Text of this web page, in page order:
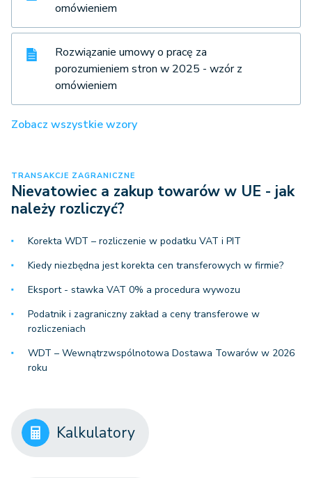
omówieniem
Rozwiązanie umowy o pracę za
porozumieniem stron w 2025 - wzór z
omówieniem
Zobacz wszystkie wzory
TRANSAKCJE ZAGRANICZNE
Nievatowiec a zakup towarów w UE - jak
należy rozliczyć?
Korekta WDT – rozliczenie w podatku VAT i PIT
Kiedy niezbędna jest korekta cen transferowych w firmie?
Eksport - stawka VAT 0% a procedura wywozu
Podatnik i zagraniczny zakład a ceny transferowe w
rozliczeniach
WDT – Wewnątrzwspólnotowa Dostawa Towarów w 2026
roku
Kalkulatory